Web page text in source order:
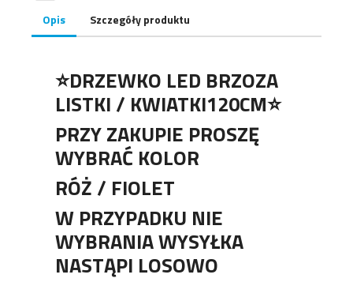
Opis Szczegóły produktu
⭐️DRZEWKO LED BRZOZA
LISTKI / KWIATKI120CM⭐️
PRZY ZAKUPIE PROSZĘ
WYBRAĆ KOLOR
RÓŻ / FIOLET
W PRZYPADKU NIE
WYBRANIA WYSYŁKA
NASTĄPI LOSOWO